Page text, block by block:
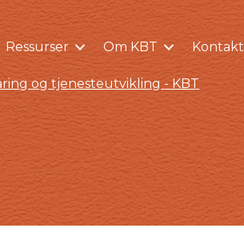
Ressurser Om KBT Kontakt
og tjenesteutvikling - KBT